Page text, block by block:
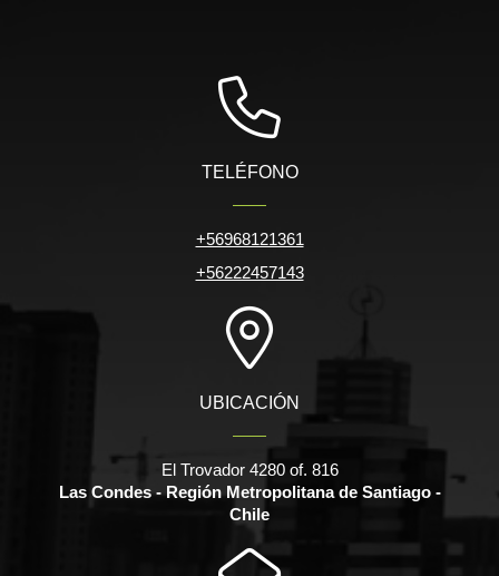
TELÉFONO
+56968121361
+56222457143
UBICACIÓN
El Trovador 4280 of. 816
Las Condes - Región Metropolitana de Santiago -
Chile